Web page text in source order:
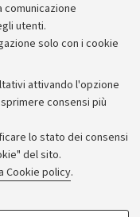
utenti.
solo con i cookie
attivando l'opzione
consensi più
lo stato dei consensi
del sito.
Cookie policy.